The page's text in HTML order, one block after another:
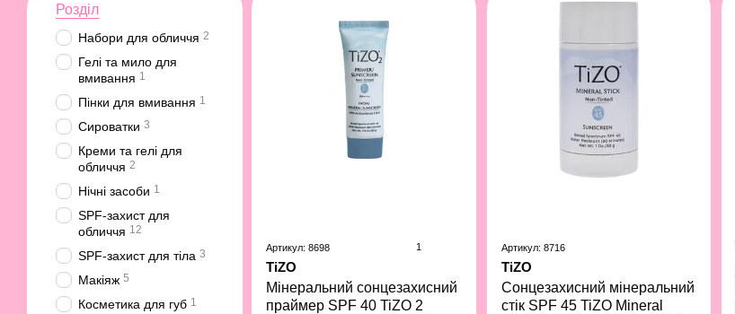
Артикул: 8698 1
TiZO
Мінеральний сонцезахисний
праймер SPF 40 TiZO 2
Артикул: 8716
TiZO
Сонцезахисний мінеральний
стік SPF 45 TiZO Mineral
Розділ
Набори для обличчя 2
Гелі та мило для
вмивання 1
Пінки для вмивання 1
Сироватки 3
Креми та гелі для
обличчя 2
Нічні засоби 1
SPF-захист для
обличчя 12
SPF-захист для тіла 3
Макіяж 5
Косметика для губ 1